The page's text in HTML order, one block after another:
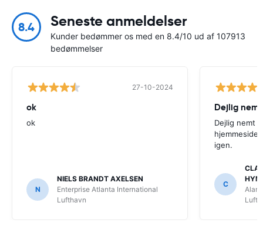
8.4 Seneste anmeldelser
Kunder bedømmer os med en 8.4/10 ud af 107913
bedømmelser
27-10-2024
ok
ok
N
NIELS BRANDT AXELSEN
Enterprise Atlanta International
Lufthavn
Dejlig
Dejlig nemt
igen.
C